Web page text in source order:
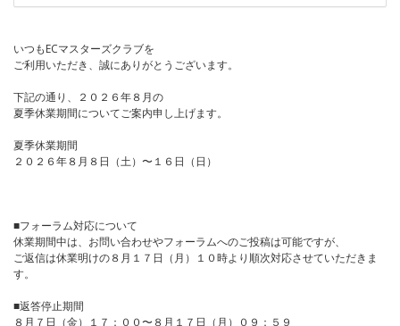
いつもECマスターズクラブを
ご利用いただき、誠にありがとうございます。
下記の通り、２０２６年８月の
夏季休業期間についてご案内申し上げます。
夏季休業期間
２０２６年８月８日（土）〜１６日（日）
■フォーラム対応について
休業期間中は、お問い合わせやフォーラムへのご投稿は可能ですが、
ご返信は休業明けの８月１７日（月）１０時より順次対応させていただきま
す。
■返答停止期間
８月７日（金）１７：００〜８月１７日（月）０９：５９